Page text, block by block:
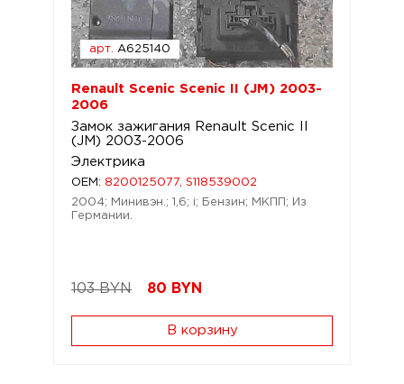
арт. A625140
Renault Scenic Scenic II (JM) 2003-
2006
Замок зажигания Renault Scenic II
(JM) 2003-2006
Электрика
OEM: 8200125077, S118539002
2004; Минивэн.; 1,6; i; Бензин; МКПП; Из
Германии.
103 BYN 80 BYN
В корзину